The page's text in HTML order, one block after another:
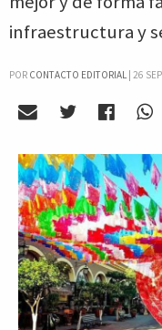
infraestructura y
POR CONTACTO EDITORIAL| 26